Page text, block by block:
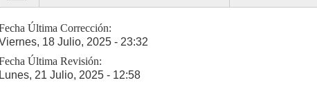
Última Corrección:
18 Julio, 2025 - 23:32
Última Revisión:
Lunes, 21 Julio, 2025 - 12:58